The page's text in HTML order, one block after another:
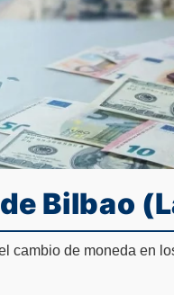
Bilbao
cambio de moneda en